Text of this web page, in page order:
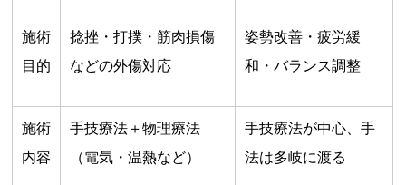
施術
目的
捻挫・打撲・筋肉損傷
などの外傷対応
姿勢改善・疲労緩
和・バランス調整
施術
内容
手技療法＋物理療法
（電気・温熱など）
手技療法が中心、手
法は多岐に渡る